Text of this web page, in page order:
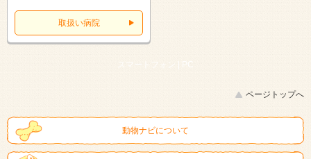
取扱い病院
スマートフォン | PC
ページトップへ
動物ナビについて